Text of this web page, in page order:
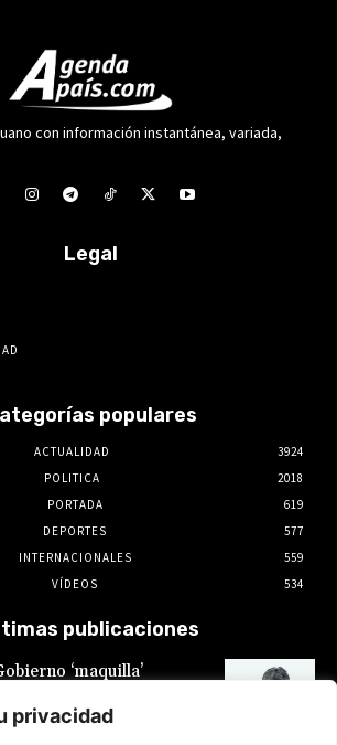
privacidad
con información instantánea, variada,
Legal
populares
ACTUALIDAD
3924
POLITICA
2018
PORTADA
619
DEPORTES
577
INTERNACIONALES
559
VÍDEOS
534
publicaciones
‘maquilla’
reacomodados